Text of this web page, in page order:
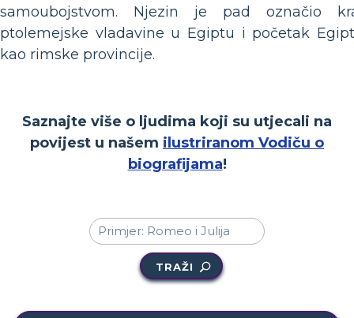
samoubojstvom. Njezin je pad označio
ptolemejske vladavine u Egiptu i početak
kao rimske provincije.
Saznajte više o ljudima koji su utjecali na
povijest u našem ilustriranom Vodiču o
biografijama!
TRAŽI